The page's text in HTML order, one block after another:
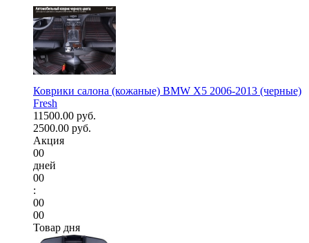
Коврики салона (кожаные) BMW X5 2006-2013 (черные)
Fresh
11500.00 руб.
2500.00 руб.
Акция
00
дней
00
:
00
00
Товар дня